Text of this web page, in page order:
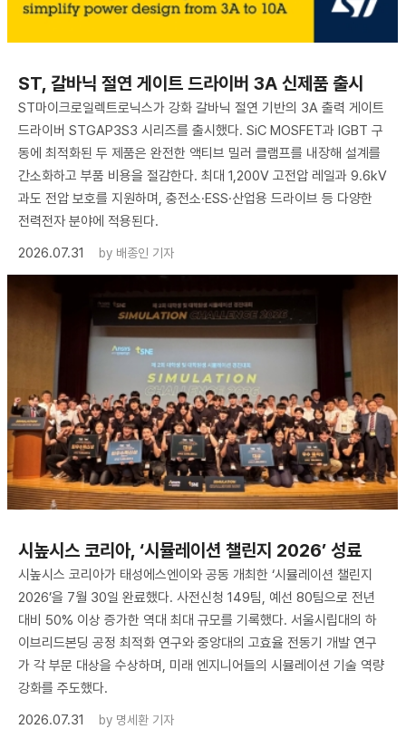
ST, 갈바닉 절연 게이트 드라이버 3A 신제품 출시
ST마이크로일렉트로닉스가 강화 갈바닉 절연 기반의 3A 출력 게이트
드라이버 STGAP3S3 시리즈를 출시했다. SiC MOSFET과 IGBT 구
동에 최적화된 두 제품은 완전한 액티브 밀러 클램프를 내장해 설계를
간소화하고 부품 비용을 절감한다. 최대 1,200V 고전압 레일과 9.6kV
과도 전압 보호를 지원하며, 충전소·ESS·산업용 드라이브 등 다양한
전력전자 분야에 적용된다.
2026.07.31
by 배종인 기자
시높시스 코리아, ‘시뮬레이션 챌린지 2026’ 성료
시높시스 코리아가 태성에스엔이와 공동 개최한 ‘시뮬레이션 챌린지
2026’을 7월 30일 완료했다. 사전신청 149팀, 예선 80팀으로 전년
대비 50% 이상 증가한 역대 최대 규모를 기록했다. 서울시립대의 하
이브리드본딩 공정 최적화 연구와 중앙대의 고효율 전동기 개발 연구
가 각 부문 대상을 수상하며, 미래 엔지니어들의 시뮬레이션 기술 역량
강화를 주도했다.
2026.07.31
by 명세환 기자